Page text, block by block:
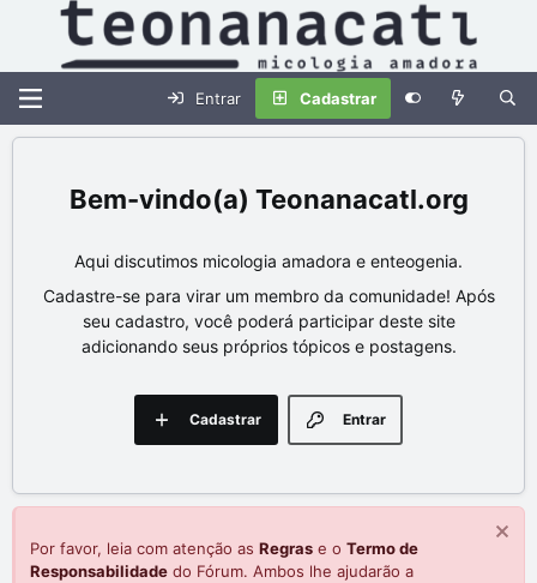
Entrar Cadastrar
Teonanacatl.org
Aqui discutimos micologia amadora e enteogenia.
Cadastre-se para virar um membro da comunidade! Após
seu cadastro, você poderá participar deste site
adicionando seus próprios tópicos e postagens.
Entrar
Cadastrar
Por favor, leia com atenção as Regras e o Termo de
Responsabilidade do Fórum. Ambos lhe ajudarão a